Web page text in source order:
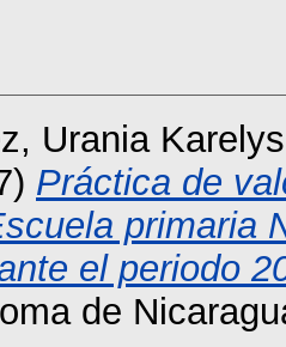
Urania Karelys
Práctica de
primaria
el periodo
de